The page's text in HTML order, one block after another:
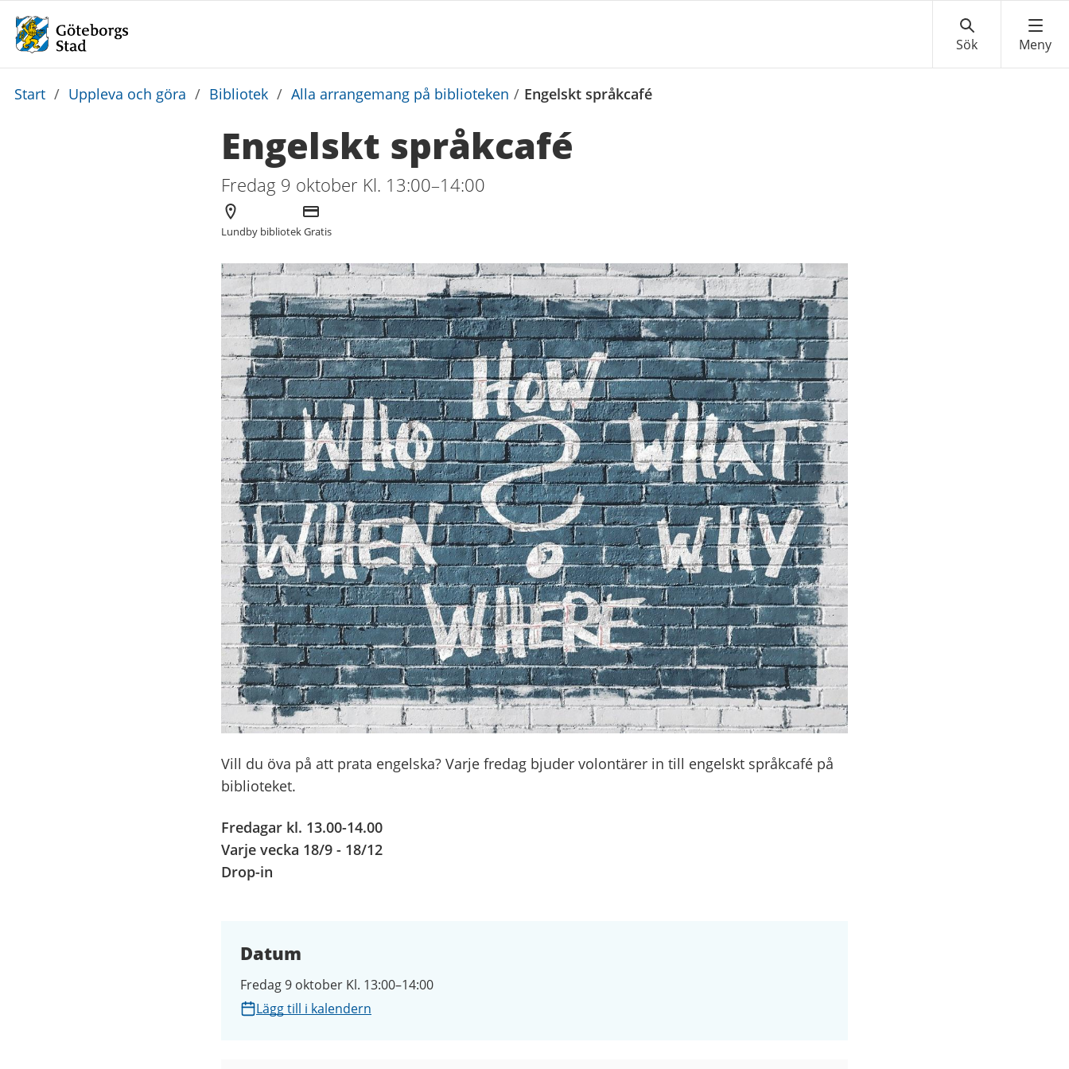
Du
Start / Uppleva och göra / Bibliotek / Alla arrangemang på biblioteken / Engelskt språkcafé
Engelskt språkcafé
Fredag 9 oktober Kl. 13:00–14:00
Arrangör
Lundby bibliotek
Kostnad
Gratis
Vill du öva på att prata engelska? Varje fredag bjuder volontärer in till engelskt språkcafé på
biblioteket.
Fredagar kl. 13.00-14.00
Varje vecka 18/9 - 18/12
Drop-in
Datum
Fredag 9 oktober Kl. 13:00–14:00
Lägg till i kalendern